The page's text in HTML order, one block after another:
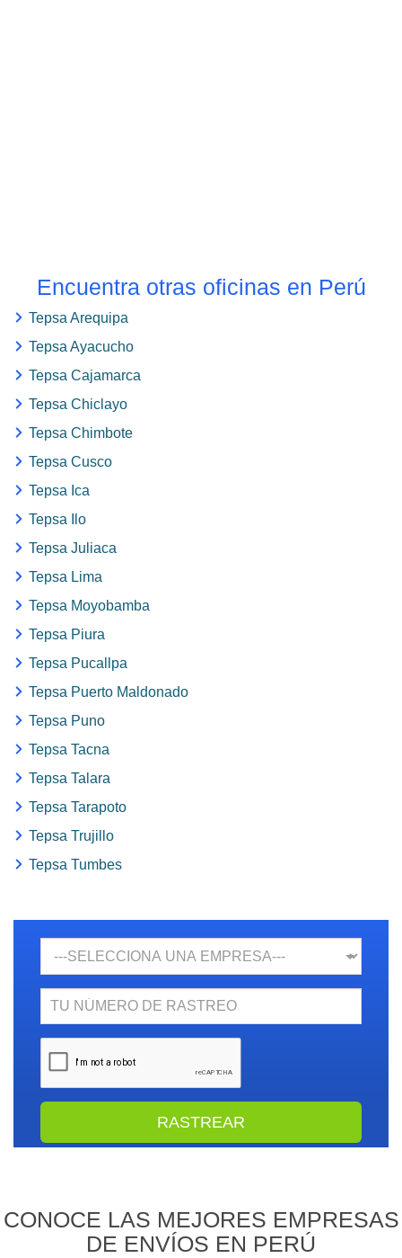
Encuentra otras oficinas en Perú
Tepsa Arequipa
Tepsa Ayacucho
Tepsa Cajamarca
Tepsa Chiclayo
Tepsa Chimbote
Tepsa Cusco
Tepsa Ica
Tepsa Ilo
Tepsa Juliaca
Tepsa Lima
Tepsa Moyobamba
Tepsa Piura
Tepsa Pucallpa
Tepsa Puerto Maldonado
Tepsa Puno
Tepsa Tacna
Tepsa Talara
Tepsa Tarapoto
Tepsa Trujillo
Tepsa Tumbes
N.
CONOCE LAS MEJORES EMPRESAS
DE ENVÍOS EN PERÚ